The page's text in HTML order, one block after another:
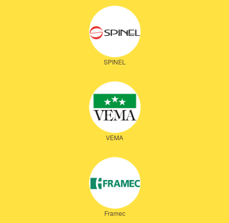
SPINEL
VEMA
Framec